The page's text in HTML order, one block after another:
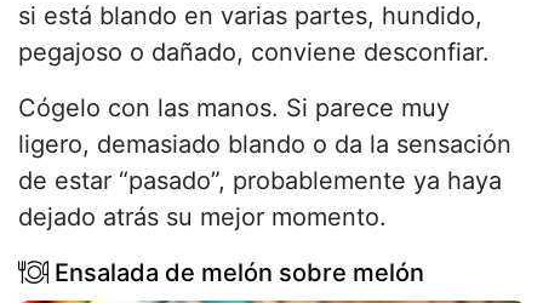
si está blando en varias partes, hundido,
pegajoso o dañado, conviene desconfiar.
Cógelo con las manos. Si parece muy
ligero, demasiado blando o da la sensación
de estar “pasado”, probablemente ya haya
dejado atrás su mejor momento.
Ensalada de melón sobre melón